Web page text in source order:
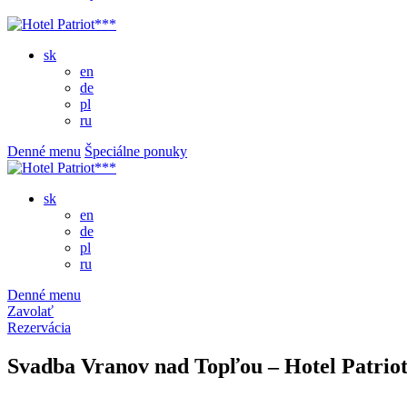
sk
en
de
pl
ru
Denné menu Špeciálne ponuky
sk
en
de
pl
ru
Denné menu
Zavolať
Rezervácia
Svadba Vranov nad Topľou – Hotel